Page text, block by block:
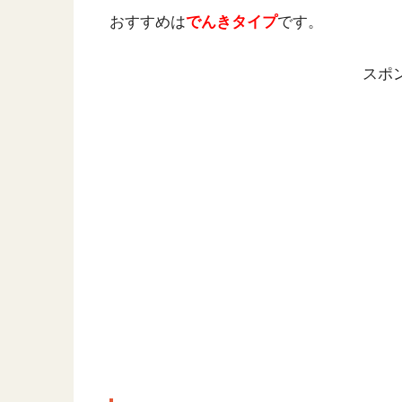
おすすめはでんきタイプです。
スポ